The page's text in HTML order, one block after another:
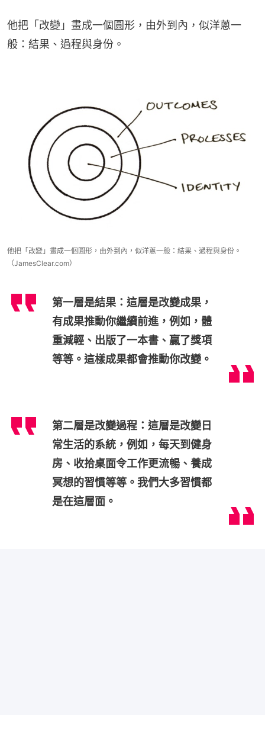
他把「改變」畫成一個圓形，由外到內，似洋蔥一
般：結果、過程與身份。
他把「改變」畫成一個圓形，由外到內，似洋蔥一般：結果、過程與身份。
（JamesClear.com）
第一層是結果：這層是改變成果，
有成果推動你繼續前進，例如，體
重減輕、出版了一本書、贏了獎項
等等。這樣成果都會推動你改變。
第二層是改變過程：這層是改變日
常生活的系統，例如，每天到健身
房、收拾桌面令工作更流暢、養成
冥想的習慣等等。我們大多習慣都
是在這層面。